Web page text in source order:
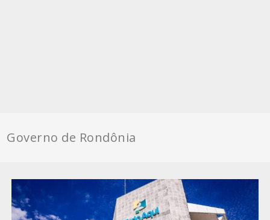
Governo de Rondônia